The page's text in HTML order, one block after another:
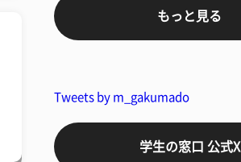
もっと見る
Tweets by m_gakumado
学生の窓口 公式X